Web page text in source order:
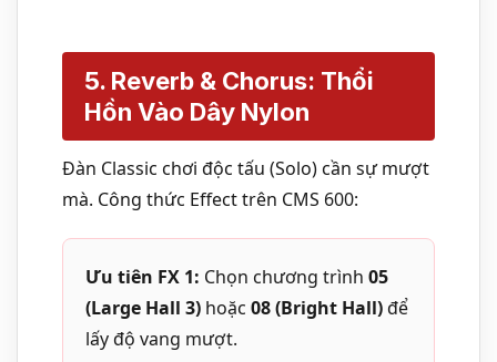
5. Reverb & Chorus: Thổi
Hồn Vào Dây Nylon
Đàn Classic chơi độc tấu (Solo) cần sự mượt
mà. Công thức Effect trên CMS 600:
Ưu tiên FX 1: Chọn chương trình 05
(Large Hall 3) hoặc 08 (Bright Hall)để
lấy độ vang mượt.